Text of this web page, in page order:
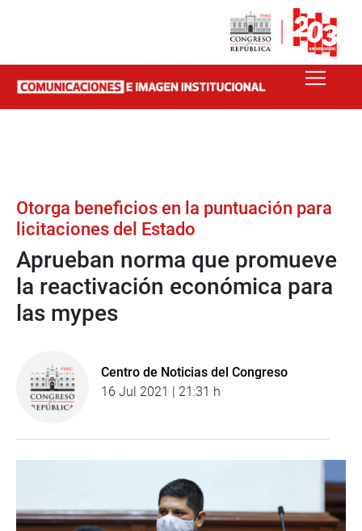
Otorga beneficios en la puntuación para
licitaciones del Estado
Aprueban norma que promueve
la reactivación económica para
las mypes
Centro de Noticias del Congreso
16 Jul 2021 | 21:31 h